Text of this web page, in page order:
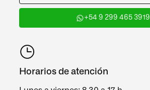
+54 9 299 465 3919
Horarios de atención